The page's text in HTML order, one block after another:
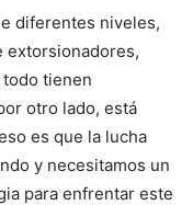
diferentes niveles,
extorsionadores,
tienen
otro lado, está
es que la lucha
y necesitamos un
para enfrentar este